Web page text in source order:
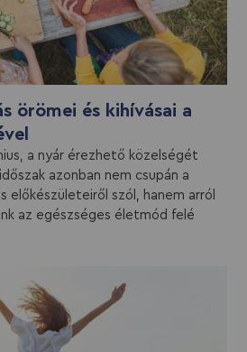
örömei és kihívásai a
a nyár érezhető közelségét
azonban nem csupán a
előkészületeiről szól, hanem arról
az egészséges életmód felé